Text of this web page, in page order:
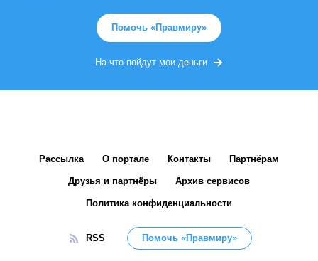
Помочь «Правмиру»
На что пойдут мои деньги
Рассылка О портале Контакты Партнёрам
Друзья и партнёры Архив сервисов
Политика конфиденциальности
RSS Помочь «Правмиру»